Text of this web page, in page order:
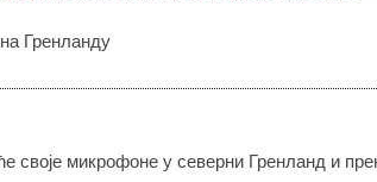
Гренланду
своје микрофоне у северни Гренланд и